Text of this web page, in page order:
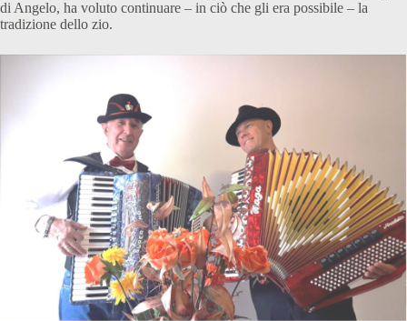
di Angelo, ha voluto continuare – in ciò che gli era possibile – la
tradizione dello zio.